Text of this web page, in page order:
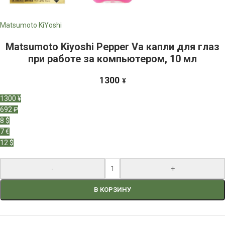
Matsumoto KiYoshi
Matsumoto Kiyoshi Pepper Va капли для глаз
при работе за компьютером, 10 мл
1300 ¥
1300 ¥
692 ₽
8 $
7 €
12 $
- +
В КОРЗИНУ